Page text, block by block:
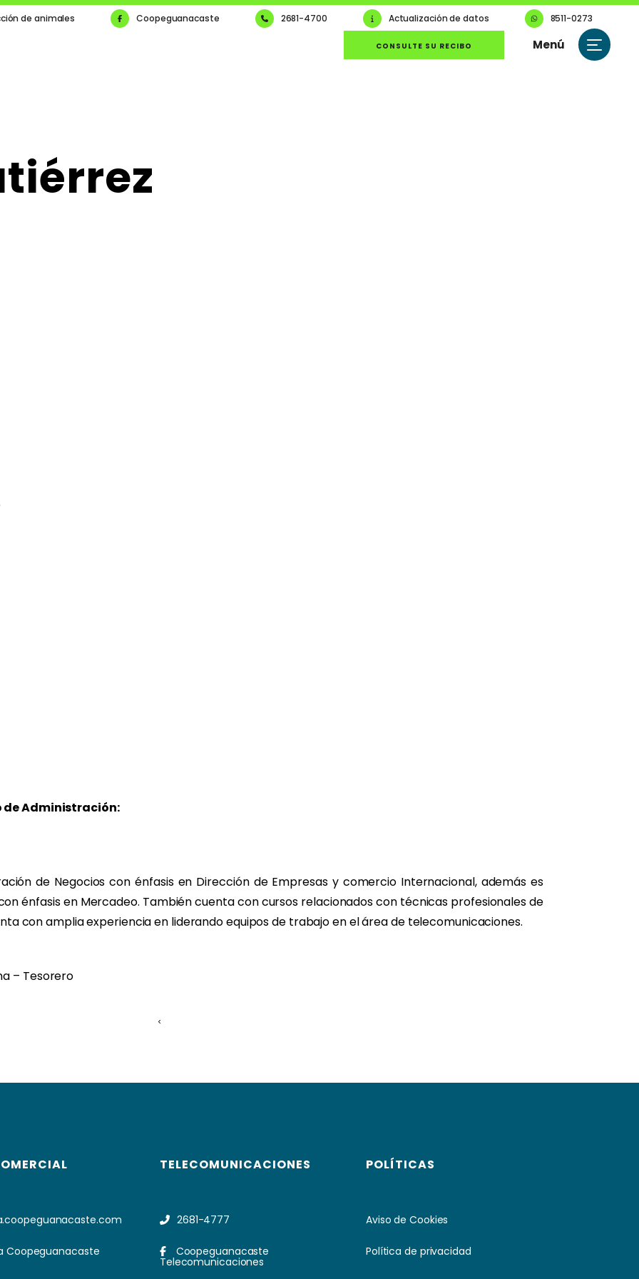
capital y
de animales Coopeguanacaste 2681-4700 Actualización de datos 8511-0273
CONSULTE SU RECIBO Menú
de Administración:
de Negocios con énfasis en Dirección de Empresas y comercio Internacional, además es
énfasis en Mercadeo. También cuenta con cursos relacionados con técnicas profesionales de
con amplia experiencia en liderando equipos de trabajo en el área de telecomunicaciones.
– Tesorero
<
Coopeguanacaste
TELECOMUNICACIONES
2681-4777
Coopeguanacaste
Telecomunicaciones
POLÍTICAS
Aviso de Cookies
Política de privacidad